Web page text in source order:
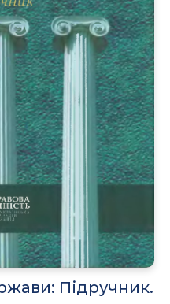
Підручник.